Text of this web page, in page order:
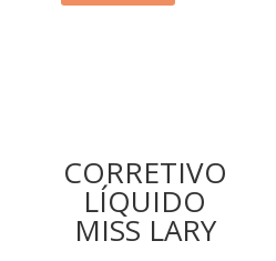
CORRETIVO
LÍQUIDO
MISS LARY